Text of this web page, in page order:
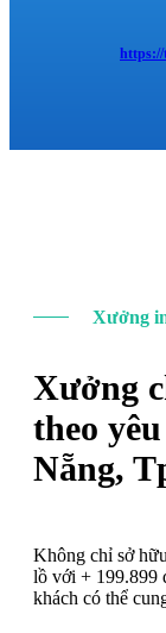
https://
Xưởng
Xưởng
theo
Nẵng,
Không chỉ sở
lồ với + 199.899
khách có thể